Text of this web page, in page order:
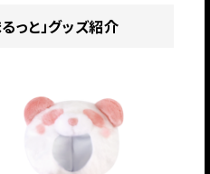
っと」グッズ紹介